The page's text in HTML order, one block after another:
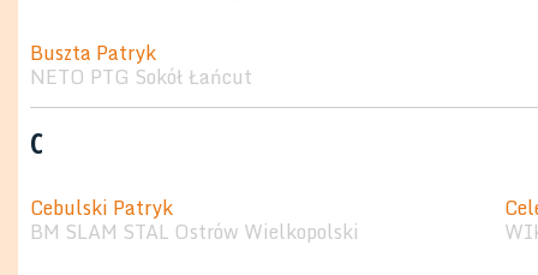
Buszta Patryk
NETO PTG Sokół Łańcut
C
Cebulski Patryk
BM SLAM STAL Ostrów Wielkopolski